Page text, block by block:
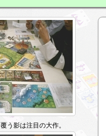
う影は注目の大作。